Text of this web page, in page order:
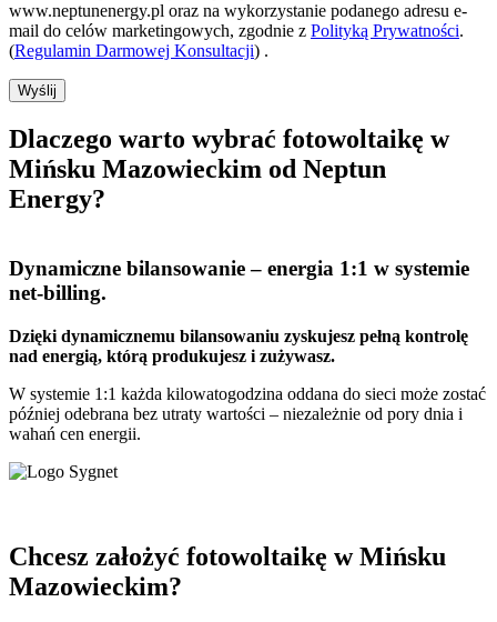
www.neptunenergy.pl oraz na wykorzystanie podanego adresu e-
mail do celów marketingowych, zgodnie z Polityką Prywatności.
(Regulamin Darmowej Konsultacji) .
Wyślij
Dlaczego warto wybrać fotowoltaikę w
Mińsku Mazowieckim od Neptun
Energy?
Dynamiczne bilansowanie– energia 1:1 w systemie
net-billing.
Dzięki dynamicznemu bilansowaniu zyskujesz pełną kontrolę
nad energią, którą produkujesz i zużywasz.
W systemie 1:1 każda kilowatogodzina oddana do sieci może zostać
później odebrana bez utraty wartości – niezależnie od pory dnia i
wahań cen energii.
Chcesz założyć fotowoltaikę w Mińsku
Mazowieckim?